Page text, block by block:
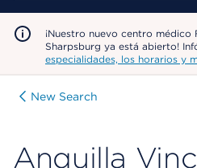
¡Nuestro nuevo centro médico
Sharpsburg ya está abierto!
especialidades, los horarios y
New Search
Anquilla